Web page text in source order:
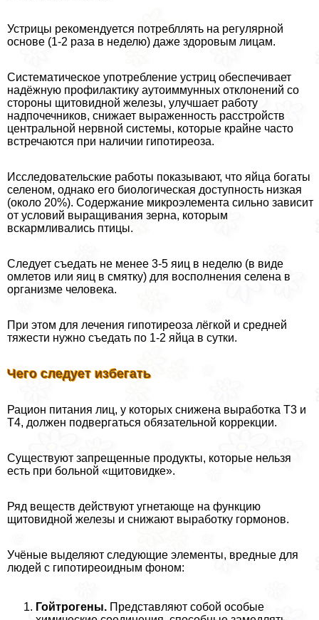
Устрицы рекомендуется потрeбллять на регулярной
основе (1-2 раза в неделю) даже здоровым лицам.
Систематическое употрeбление устриц обеспечивает
надёжную профилактику аутоиммунных отклонений со
стороны щитовидной железы, улучшает работу
надпочечников, снижает выраженность расстройств
центральной нервной системы, которые крайне часто
встречаются при наличии гипотиреоза.
Исследовательские работы показывают, что яйца богаты
селеном, однако его биологическая доступность низкая
(около 20%). Содержание микроэлемента сильно зависит
от условий выращивания зерна, которым
вскармливались птицы.
Следует съедать не менее 3-5 яиц в неделю (в виде
омлетов или яиц в смятку) для восполнения селена в
организме человека.
При этом для лечения гипотиреоза лёгкой и средней
тяжести нужно съедать по 1-2 яйца в сутки.
Чего следует избегать
Рацион питания лиц, у которых снижена выработка Т3 и
Т4, должен подвергаться обязательной коррекции.
Существуют запрещенные продукты, которые нельзя
есть при больной «щитовидке».
Ряд веществ действуют угнетающе на функцию
щитовидной железы и снижают выработку гормонов.
Учёные выделяют следующие элементы, вредные для
людей с гипотиреоидным фоном:
Гойтрогены. Представляют собой особые